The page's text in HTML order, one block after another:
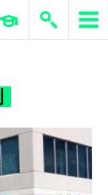
ERP 與商業 AI